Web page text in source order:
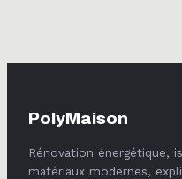
PolyMaison
Rénovation énergétique,
matériaux modernes,